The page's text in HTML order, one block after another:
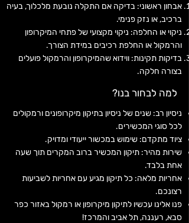
אבחון ראשוני: בדיקה אם התקלה נובעת מלכלוך, בעיה
ברכיב, או נזק פנימי.
ניקוי או החלפה: ניקוי מקצועי של פתחי המיקרופון
והרמקול או החלפת רכיבים במידת הצורך.
בדיקות תקינות: ווידוא שהמיקרופון והרמקול פועלים
בצורה חלקה.
למה לבחור בנו?
ניסיון רב: שנים של ניסיון בתיקון מיקרופונים ורמקולים
לכל סוגי המכשירים.
ציוד מתקדם: שימוש במכשור ייעודי ומדויק.
שירות מהיר: תיקון המכשיר ברוב המקרים תוך שעה
אחת בלבד.
אחריות מלאה: כל תיקון מגיע עם אחריות לשביעות
רצונכם.
פנו אלינו עכשיו לתיקון מיקרופון או רמקול באזור כפר
סבא, רעננה, תל אביב והמרכז!